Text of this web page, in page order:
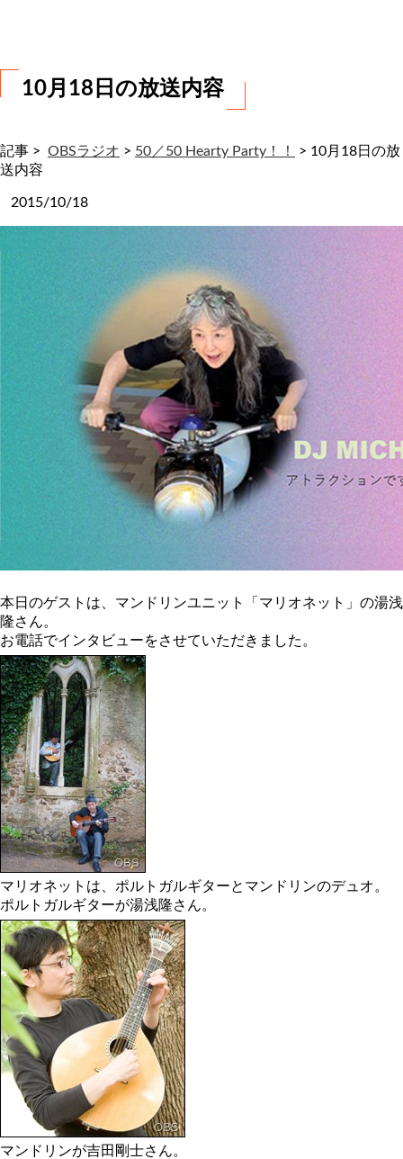
10月18日の放送内容
記事 > OBSラジオ > 50／50 Hearty Party！！ > 10月18日の放
送内容
2015/10/18
本日のゲストは、マンドリンユニット「マリオネット」の湯浅
隆さん。
お電話でインタビューをさせていただきました。
マリオネットは、ポルトガルギターとマンドリンのデュオ。
ポルトガルギターが湯浅隆さん。
マンドリンが吉田剛士さん。